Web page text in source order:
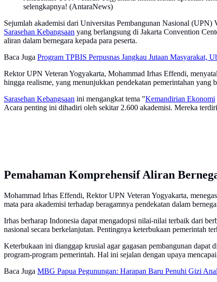
selengkapnya! (AntaraNews)
Sejumlah akademisi dari Universitas Pembangunan Nasional (UPN)
Sarasehan Kebangsaan yang berlangsung di Jakarta Convention
aliran dalam bernegara kepada para peserta.
Baca Juga Program TPBIS Perpusnas Jangkau Jutaan Masyarakat,
Rektor UPN Veteran Yogyakarta, Mohammad Irhas Effendi,
hingga realisme, yang menunjukkan pendekatan pemerintahan
Sarasehan Kebangsaan ini mengangkat tema "Kemandirian Ekonomi
Acara penting ini dihadiri oleh sekitar 2.600 akademisi. Mereka
Pemahaman Komprehensif Aliran
Mohammad Irhas Effendi, Rektor UPN Veteran Yogyakarta,
mata para akademisi terhadap beragamnya pendekatan dalam
Irhas berharap Indonesia dapat mengadopsi nilai-nilai terbaik dari
nasional secara berkelanjutan. Pentingnya keterbukaan pemerintah
Keterbukaan ini dianggap krusial agar gagasan pembangunan dapat
program-program pemerintah. Hal ini sejalan dengan upaya
Baca Juga MBG Papua Pegunungan: Harapan Baru Penuhi Gizi